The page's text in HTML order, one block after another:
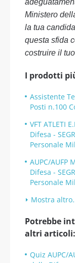
Ministero
la tua
questa sfida
costruire il
I prodotti
Assistente
Posti n.100
VFT ATLETI
Difesa -
Personale
AUPC/AUFP
Difesa -
Personale
Mostra
Potrebbe
altri articoli:
Quiz AUPC/